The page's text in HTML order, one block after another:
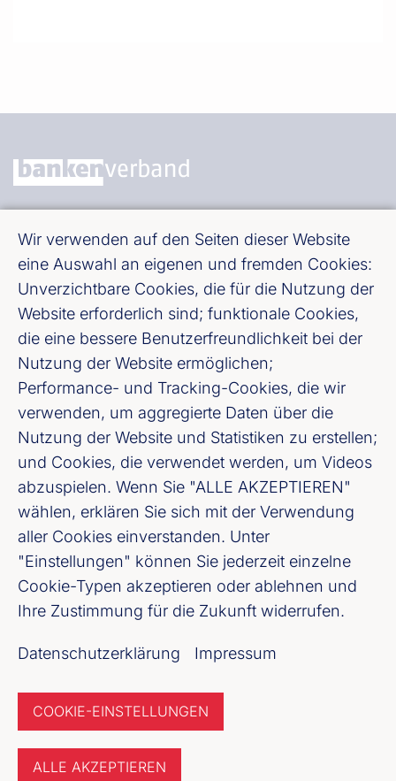
Wir verwenden auf den Seiten dieser Website
eine Auswahl an eigenen und fremden Cookies:
Unverzichtbare Cookies, die für die Nutzung der
Website erforderlich sind; funktionale Cookies,
die eine bessere Benutzerfreundlichkeit bei der
Nutzung der Website ermöglichen;
Performance- und Tracking-Cookies, die wir
verwenden, um aggregierte Daten über die
Nutzung der Website und Statistiken zu erstellen;
und Cookies, die verwendet werden, um Videos
abzuspielen. Wenn Sie "ALLE AKZEPTIEREN"
wählen, erklären Sie sich mit der Verwendung
aller Cookies einverstanden. Unter
"Einstellungen" können Sie jederzeit einzelne
Cookie-Typen akzeptieren oder ablehnen und
Ihre Zustimmung für die Zukunft widerrufen.
Datenschutzerklärung Impressum
COOKIE-EINSTELLUNGEN
ALLE AKZEPTIEREN
Burgstraße 28, 10178 Berlin
Fußzeile (Bankenverband)
Impressum
LinkedIn
Youtube
Cookie-Einstellungen
Datenschutz
Unser Newsletter Angebot
Jetzt anmelden